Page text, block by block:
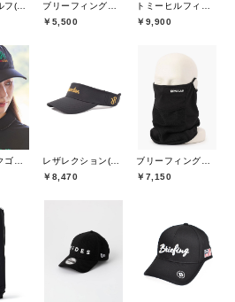
フィデスゴルフ(FIDES GOLF)
￥5,500
￥9,900
パシフィックゴルフクラブ(Pacific GOLF CLUB)
レザレクション(Resurrection)
￥8,470
ブリーフィングゴルフ(BRIEFING GOLF)
￥7,150